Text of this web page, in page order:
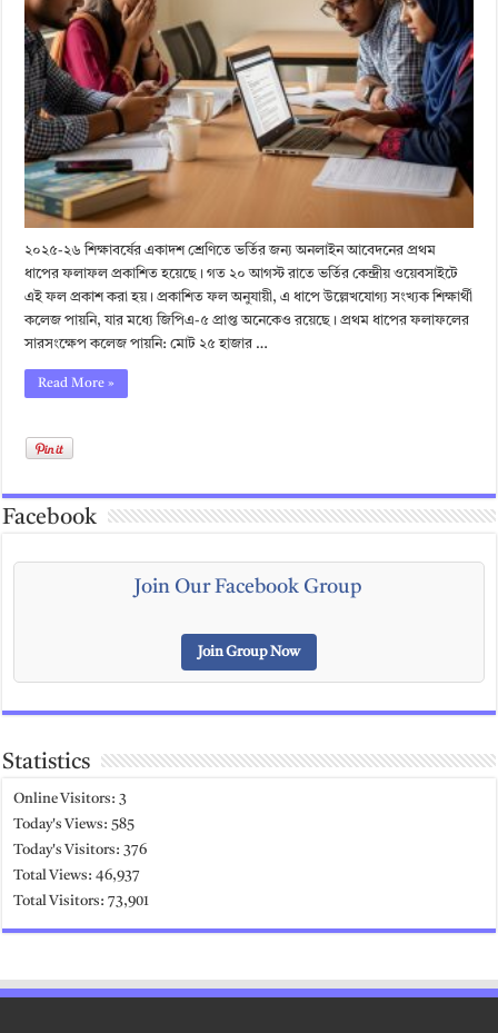
২০২৫-২৬ শিক্ষাবর্ষের একাদশ শ্রেণিতে ভর্তির জন্য অনলাইন আবেদনের প্রথম
ধাপের ফলাফল প্রকাশিত হয়েছে। গত ২০ আগস্ট রাতে ভর্তির কেন্দ্রীয় ওয়েবসাইটে
এই ফল প্রকাশ করা হয়। প্রকাশিত ফল অনুযায়ী, এ ধাপে উল্লেখযোগ্য সংখ্যক শিক্ষার্থী
কলেজ পায়নি, যার মধ্যে জিপিএ-৫ প্রাপ্ত অনেকেও রয়েছে। প্রথম ধাপের ফলাফলের
সারসংক্ষেপ কলেজ পায়নি: মোট ২৫ হাজার …
Read More »
Facebook
Join Our Facebook Group
Join Group Now
Statistics
Online Visitors: 3
Today's Views: 585
Today's Visitors: 376
Total Views:46,937
Total Visitors:73,901